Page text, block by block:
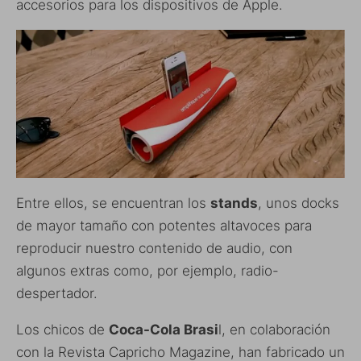
accesorios para los dispositivos de Apple.
Entre ellos, se encuentran los stands, unos docks
de mayor tamaño con potentes altavoces para
reproducir nuestro contenido de audio, con
algunos extras como, por ejemplo, radio-
despertador.
Los chicos de Coca-Cola Brasil, en colaboración
con la Revista Capricho Magazine, han fabricado un